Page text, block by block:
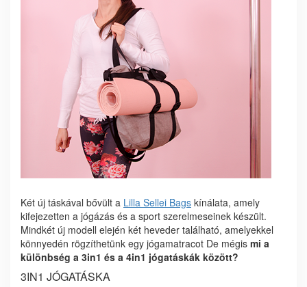
Két új táskával bővült a Lilla Sellei Bags kínálata, amely
kifejezetten a jógázás és a sport szerelmeseinek készült.
Mindkét új modell elején két heveder található, amelyekkel
könnyedén rögzíthetünk egy jógamatracot De mégis mi a
különbség a 3in1 és a 4in1 jógatáskák között?
3IN1 JÓGATÁSKA